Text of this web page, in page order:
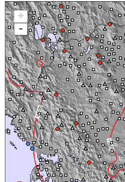
+
-